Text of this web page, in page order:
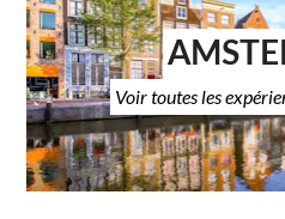
Voir toutes les